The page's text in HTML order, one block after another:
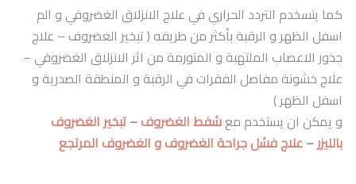
كما يتسخدم التردد الحراري في علاج الانزلاق الغضروفي و الم
اسفل الظهر و الرقبة بأكثر من طريقه ( تبخير الغضروف – علاج
جذور الاعصاب الملتهبة و المتورمة من اثر الانزلاق الغضروفي –
علاج خشونة مفاصل الفقرات في الرقبة و المنطقة الصدرية و
اسفل الظهر )
و يمكن ان يستخدم معشفط الغضروف–تبخير الغضروف
بالليزر–علاج فشل جراحة الغضروف و الغضروف المرتجع